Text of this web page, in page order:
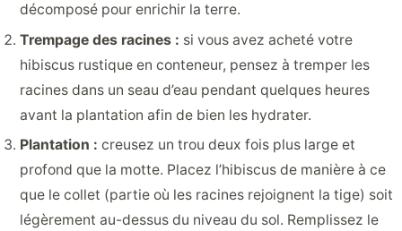
décomposé pour enrichir la terre.
Trempage des racines : si vous avez acheté votre
hibiscus rustique en conteneur, pensez à tremper les
racines dans un seau d’eau pendant quelques heures
avant la plantation afin de bien les hydrater.
Plantation : creusez un trou deux fois plus large et
profond que la motte. Placez l’hibiscus de manière à ce
que le collet (partie où les racines rejoignent la tige) soit
légèrement au-dessus du niveau du sol. Remplissez le